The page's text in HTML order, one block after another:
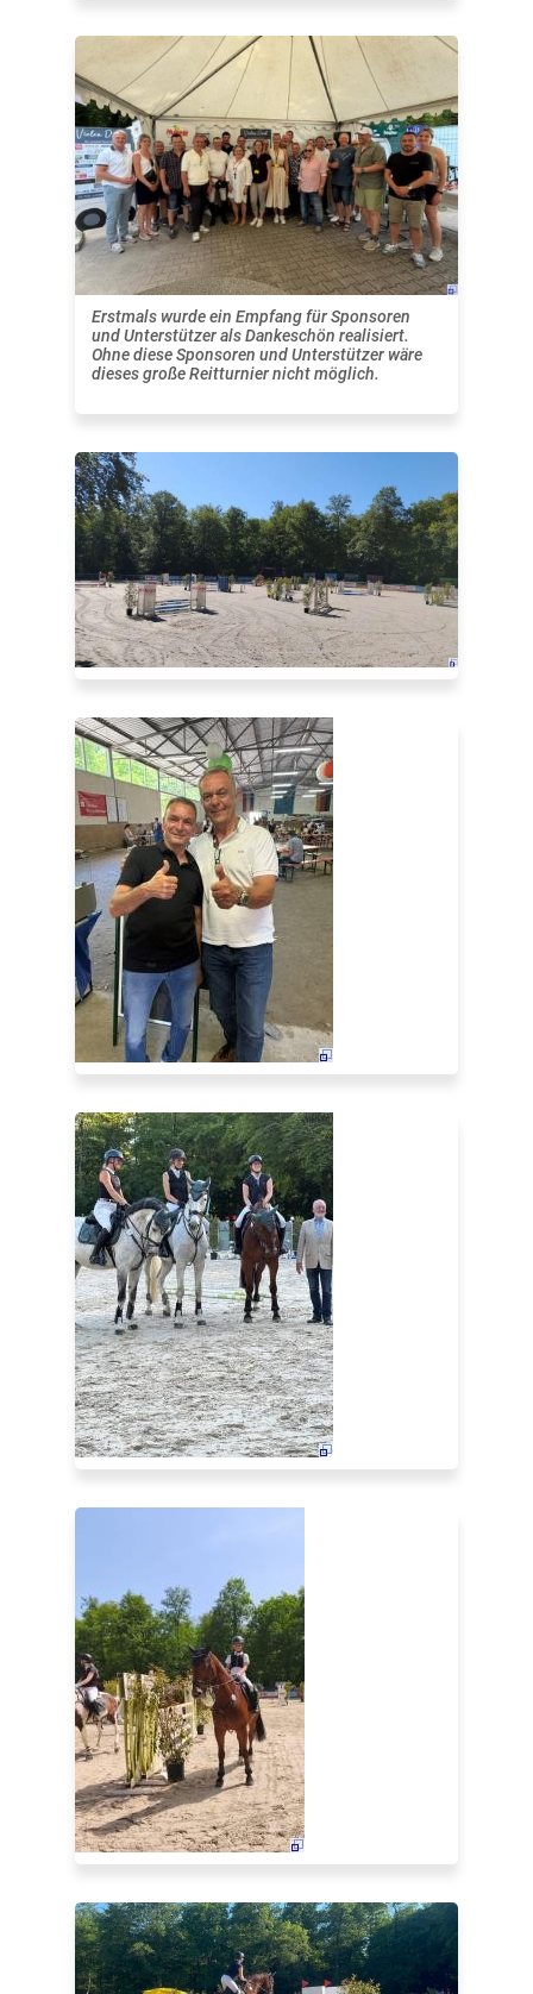
Erstmals wurde ein Empfang für Sponsoren
und Unterstützer als Dankeschön realisiert.
Ohne diese Sponsoren und Unterstützer wäre
dieses große Reitturnier nicht möglich.